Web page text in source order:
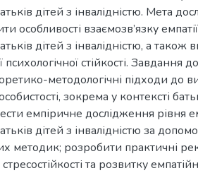
дітей з інвалідністю. Мета
особливості взаємозв’язку
дітей з інвалідністю, а
стійкості. Завдання
методологічні підходи до
зокрема у контексті
емпіричне дослідження рівня
дітей з інвалідністю за
методик; розробити практичні
та розвитку